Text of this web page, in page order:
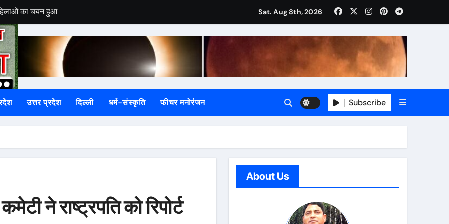
का चयन हुआ
का हुआ तीलू रौतेली पुरस्कार के लिय चयन
के तबादले
सकते हैं भस्मासुर!
दूध-दही से अभिषेक कर श्रद्धालुओं ने मांगा सुख-समृद्धि का आशीर्वाद
रेस्क्यू जारी
से बिना फिटनेस दौड़ रही थी टैक्सी
Sat. Aug 8th, 2026
उत्तर प्रदेश दिल्ली धर्म-संस्कृति फीचर मनोरंजन Subscribe
ने राष्ट्रपति को रिपोर्ट
About Us